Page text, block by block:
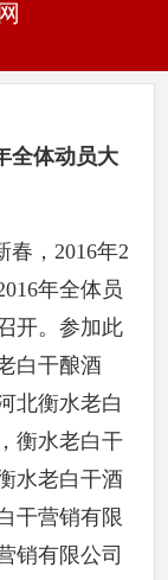
全体动员大
春，2016年2
年全体员
开。参加此
白干酿酒
北衡水老白
衡水老白干
水老白干酒
干营销有限
销有限公司